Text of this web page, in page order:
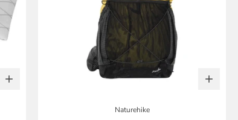
Naturehike